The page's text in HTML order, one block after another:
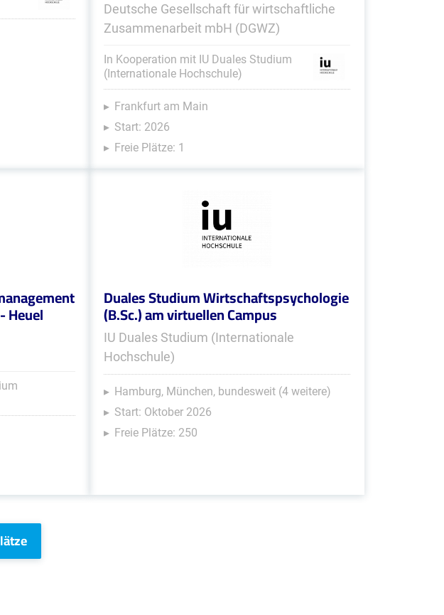
Deutsche Gesellschaft für wirtschaftliche
Zusammenarbeit mbH (DGWZ)
In Kooperation mit IU Duales Studium
(Internationale Hochschule)
Frankfurt am Main
Start: 2026
Freie Plätze: 1
Heuel
Duales Studium Wirtschaftspsychologie
(B.Sc.) am virtuellen Campus
IU Duales Studium (Internationale
Hochschule)
Hamburg, München, bundesweit (4 weitere)
Start: Oktober 2026
Freie Plätze: 250